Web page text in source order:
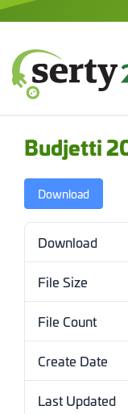
Siirry
sisältöön
Budjetti
Download
Download
File Size
File Count
Create Date
Last Updated